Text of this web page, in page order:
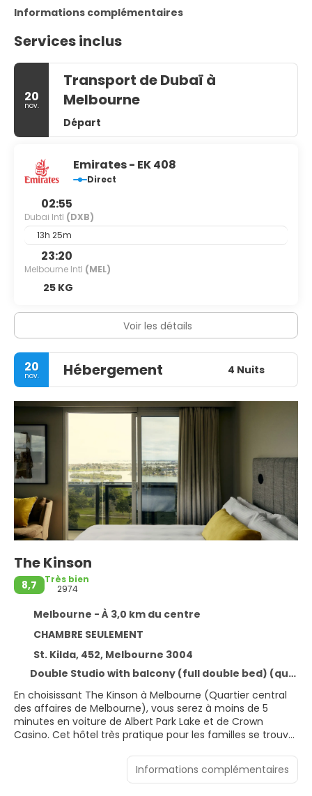
Informations complémentaires
Services inclus
20
nov.
Transport de Dubaï à
Melbourne
Départ
Emirates - EK 408
Direct
02:55
Dubai Intl (DXB)
13h 25m
23:20
Melbourne Intl (MEL)
25 KG
Voir les détails
20
nov. Hébergement 4 Nuits
The Kinson
8,7
Très bien
2974
Melbourne - À 3,0 km du centre
CHAMBRE SEULEMENT
St. Kilda, 452, Melbourne 3004
Double Studio with balcony (full double bed) (queen size bed)
En choisissant The Kinson à Melbourne (Quartier central
des affaires de Melbourne), vous serez à moins de 5
minutes en voiture de Albert Park Lake et de Crown
Casino. Cet hôtel très pratique pour les familles se trouve
Cet hôtel non-fumeurs de 19 étages se compose de 1
bâtiment et offre un accès aux personnes à mobilité
Informations complémentaires